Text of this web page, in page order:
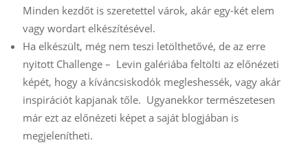
Minden kezdőt is szeretettel várok, akár egy-két elem
vagy wordart elkészítésével.
Ha elkészült, még nem teszi letölthetővé, de az erre
nyitott Challenge – Levin galériába feltölti az előnézeti
képét, hogy a kíváncsiskodók megleshessék, vagy akár
inspirációt kapjanak tőle. Ugyanekkor természetesen
már ezt az előnézeti képet a saját blogjában is
megjelenítheti.